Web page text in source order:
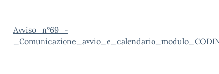
Avviso_n°69_-